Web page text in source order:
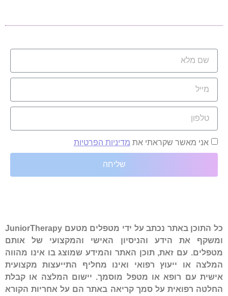
אני מאשר שקראתי את מדיניות הפרטיות
שליחה
כל התוכן באתר נכתב על ידי מטפלים מטעם JuniorTherapy
ומשקף את הידע והניסיון האישי והמקצועי של אותם
מטפלים. עם זאת, תוכן האתר והמידע שמוצג בו אינו מהווה
המלצה או ייעוץ רפואי ואינו מחליף התייעצות מקצועית
אישית עם רופא או מטפל מוסמך. יישום המלצה או קבלת
החלטה רפואית על סמך קריאה באתר הם על אחריות הקורא